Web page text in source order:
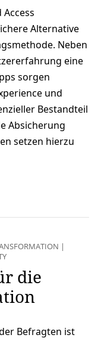
Alternative
Neben
eine
sorgen
und
Bestandteil
Absicherung
setzen hierzu
|
die
Befragten ist